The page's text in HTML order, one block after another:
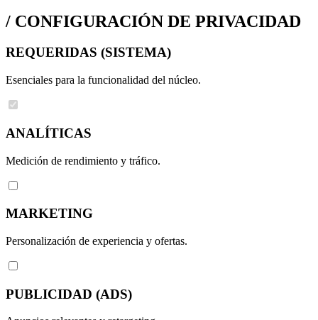
/ CONFIGURACIÓN DE PRIVACIDAD
REQUERIDAS (SISTEMA)
Esenciales para la funcionalidad del núcleo.
ANALÍTICAS
Medición de rendimiento y tráfico.
MARKETING
Personalización de experiencia y ofertas.
PUBLICIDAD (ADS)